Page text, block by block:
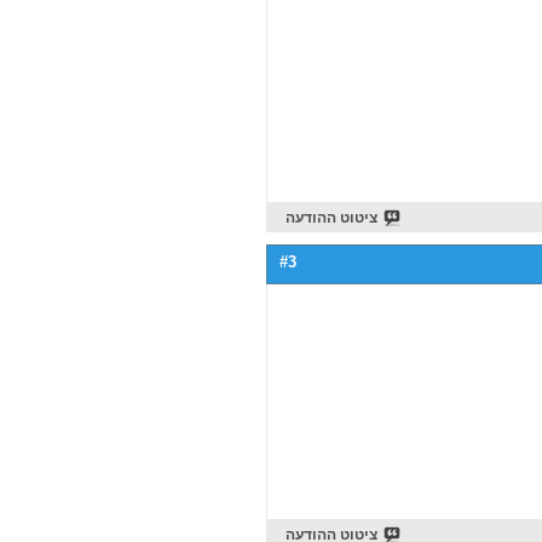
ציטוט ההודעה
#3
ציטוט ההודעה